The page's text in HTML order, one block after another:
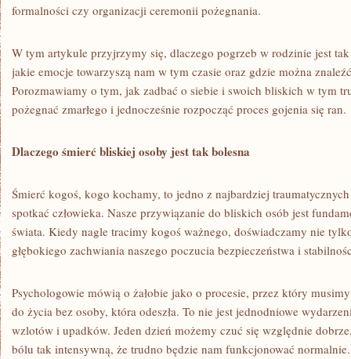
formalności czy organizacji ceremonii pożegnania.
W tym artykule przyjrzymy się, dlaczego pogrzeb w rodzinie jest
jakie emocje towarzyszą nam w tym czasie oraz gdzie można
Porozmawiamy o tym, jak zadbać o siebie i swoich bliskich w tym
pożegnać zmarłego i jednocześnie rozpocząć proces gojenia się ran.
Dlaczego śmierć bliskiej osoby jest tak bolesna
Śmierć kogoś, kogo kochamy, to jedno z najbardziej
spotkać człowieka. Nasze przywiązanie do bliskich osób jest
świata. Kiedy nagle tracimy kogoś ważnego, doświadczamy nie
głębokiego zachwiania naszego poczucia bezpieczeństwa i
Psychologowie mówią o żałobie jako o procesie, przez który
do życia bez osoby, która odeszła. To nie jest jednodniowe
wzlotów i upadków. Jeden dzień możemy czuć się względnie
bólu tak intensywną, że trudno będzie nam funkcjonować normalnie.